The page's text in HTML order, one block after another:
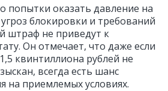
попытки оказать давление на
блокировки и требований
штраф не приведут к
Он отмечает, что даже если
квинтиллиона рублей не
всегда есть шанс
на приемлемых условиях.